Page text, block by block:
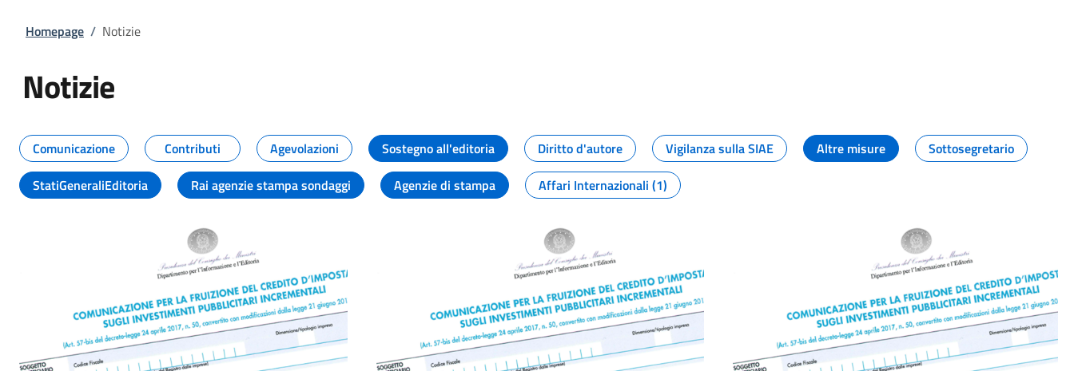
Homepage / Notizie
Notizie
Tutti i contenuti della pagina Notizie
Comunicazione Contributi Agevolazioni Sostegno all'editoria Diritto d'autore Vigilanza sulla SIAE Altre misure
Sottosegretario
StatiGeneraliEditoria
Rai agenzie stampa sondaggi Agenzie di stampa Affari Internazionali (1)